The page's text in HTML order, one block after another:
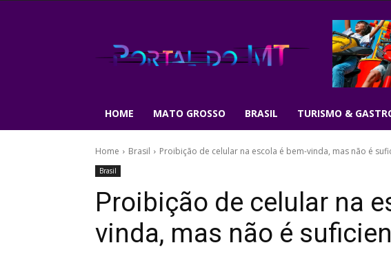
HOME MATO GROSSO BRASIL TURISMO &
Home Brasil Proibição de celular na escola é bem-vinda, mas não é
Brasil
Proibição de celular na
vinda, mas não é